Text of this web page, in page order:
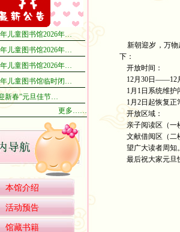
儿童图书馆2026年…
儿童图书馆2026年…
儿童图书馆2026年…
儿童图书馆临时闭…
新春”元旦佳节…
更多……
本馆介绍
活动预告
馆藏书籍
新朝迎岁，万物
下：
开放时间：
12月30日——12
1月1日系统维护
1月2日起恢复正
开放区域：
亲子阅读区（一
文献借阅区（二
望广大读者周知
最后祝大家元旦